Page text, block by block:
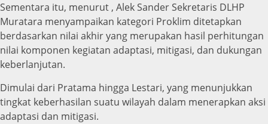
Sementara itu, menurut , Alek Sander Sekretaris DLHP
Muratara menyampaikan kategori Proklim ditetapkan
berdasarkan nilai akhir yang merupakan hasil perhitungan
nilai komponen kegiatan adaptasi, mitigasi, dan dukungan
keberlanjutan.
Dimulai dari Pratama hingga Lestari, yang menunjukkan
tingkat keberhasilan suatu wilayah dalam menerapkan aksi
adaptasi dan mitigasi.